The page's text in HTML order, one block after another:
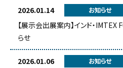
2026.01.14 お知らせ
【展示会出展案内】インド・
らせ
2026.01.06 お知らせ